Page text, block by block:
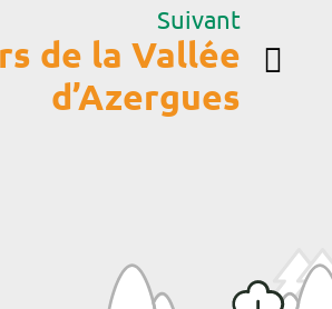
Suivant
de la Vallée
d’Azergues